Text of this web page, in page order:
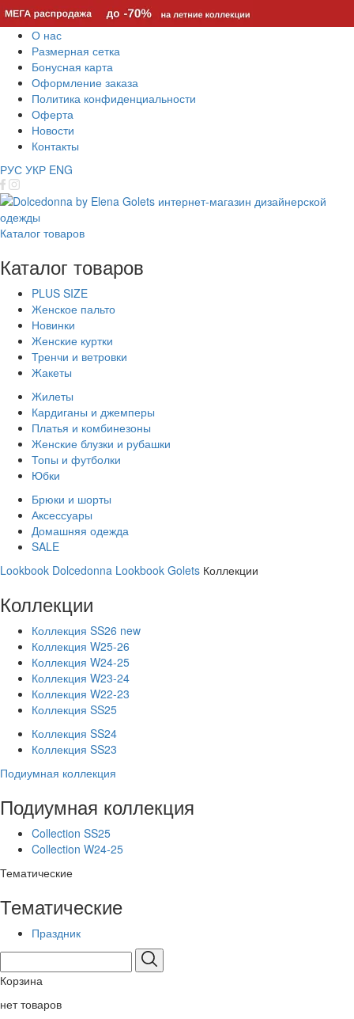
О нас
Размерная сетка
Бонусная карта
Оформление заказа
Политика конфиденциальности
Оферта
Новости
Контакты
РУС УКР ENG
Каталог товаров
Каталог товаров
PLUS SIZE
Женское пальто
Новинки
Женские куртки
Тренчи и ветровки
Жакеты
Жилеты
Кардиганы и джемперы
Платья и комбинезоны
Женские блузки и рубашки
Топы и футболки
Юбки
Брюки и шорты
Аксессуары
Домашняя одежда
SALE
Lookbook Dolcedonna Lookbook Golets Коллекции
Коллекции
Коллекция SS26 new
Коллекция W25-26
Коллекция W24-25
Коллекция W23-24
Коллекция W22-23
Коллекция SS25
Коллекция SS24
Коллекция SS23
Подиумная коллекция
Подиумная коллекция
Collection SS25
Collection W24-25
Тематические
Тематические
Праздник
Корзина
нет товаров